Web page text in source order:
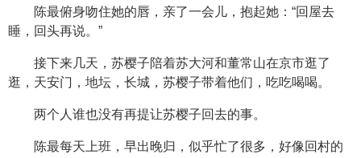
陈最俯身吻住她的唇，亲了一会儿，抱起她：“回屋去
睡，回头再说。”
接下来几天，苏樱子陪着苏大河和董常山在京市逛了
逛，天安门，地坛，长城，苏樱子带着他们，吃吃喝喝。
两个人谁也没有再提让苏樱子回去的事。
陈最每天上班，早出晚归，似乎忙了很多，好像回村的